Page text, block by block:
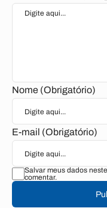
Nome (Obrigatório)
E-mail (Obrigatório)
Salvar meus dados
comentar.